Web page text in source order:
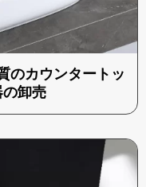
のカウンタートッ
卸売